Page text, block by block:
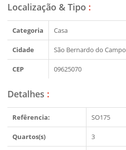
Localização & Tipo :
Categoria Casa
Cidade São Bernardo do Campo
CEP 09625070
Detalhes :
Refêrencia: SO175
Quartos(s) 3